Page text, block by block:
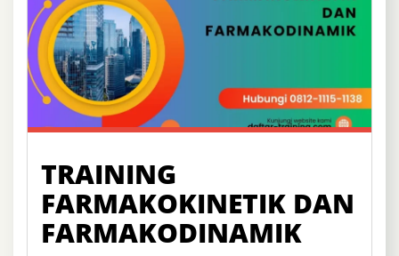
TRAINING
FARMAKOKINETIK DAN
FARMAKODINAMIK